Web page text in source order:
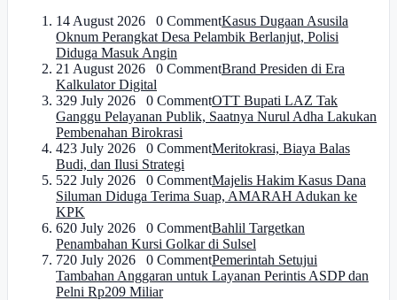
14 August 2026 0 CommentKasus Dugaan Asusila
Oknum Perangkat Desa Pelambik Berlanjut, Polisi
Diduga Masuk Angin
21 August 2026 0 CommentBrand Presiden di Era
Kalkulator Digital
329 July 2026 0 CommentOTT Bupati LAZ Tak
Ganggu Pelayanan Publik, Saatnya Nurul Adha Lakukan
Pembenahan Birokrasi
423 July 2026 0 CommentMeritokrasi, Biaya Balas
Budi, dan Ilusi Strategi
522 July 2026 0 CommentMajelis Hakim Kasus Dana
Siluman Diduga Terima Suap, AMARAH Adukan ke
KPK
620 July 2026 0 CommentBahlil Targetkan
Penambahan Kursi Golkar di Sulsel
720 July 2026 0 CommentPemerintah Setujui
Tambahan Anggaran untuk Layanan Perintis ASDP dan
Pelni Rp209 Miliar